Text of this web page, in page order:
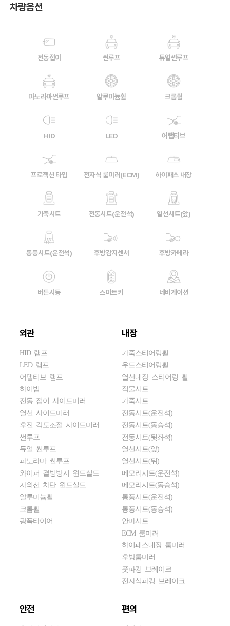
차량옵션
전동접이 썬루프 듀얼썬루프
파노라마썬루프 알루미늄휠 크롬휠
HID LED 어탭티브
프로젝션 타입 전자식 룸미러(ECM) 하이패스 내장
가죽시트 전동시트(운전석) 열선시트(앞)
통풍시트(운전석) 후방감지센서 후방카메라
버튼시동 스마트키 네비게이션
외관
HID 램프
LED 램프
어댑티브 램프
하이빔
전동 접이 사이드미러
열선 사이드미러
후진 각도조절 사이드미러
썬루프
듀얼 썬루프
파노라마 썬루프
와이퍼 결빙방지 윈드실드
자외선 차단 윈드실드
알루미늄휠
크롬휠
광폭타이어
내장
가죽스티어링휠
우드스티어링휠
열선내장 스티어링 휠
직물시트
가죽시트
전동시트(운전석)
전동시트(동승석)
전동시트(뒷좌석)
열선시트(앞)
열선시트(뒤)
메모리시트(운전석)
메모리시트(동승석)
통풍시트(운전석)
통풍시트(동승석)
안마시트
ECM 룸미러
하이패스내장 룸미러
후방룸미러
풋파킹 브레이크
전자식파킹 브레이크
안전 편의